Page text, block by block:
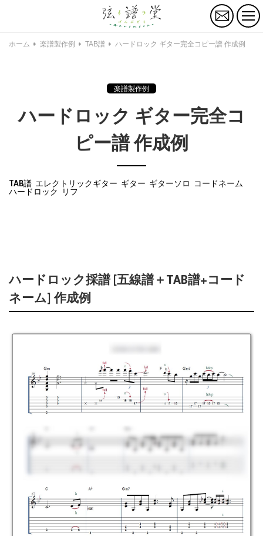
お
問
合
わ
ホーム 楽譜製作例 TAB譜 ハードロック ギター完全コピー譜 作成例
楽譜製作例
ハードロック ギター完全コ
ピー譜 作成例
TAB譜 エレクトリックギター ギター ギターソロ
コードネーム
ハードロック
リフ
ハードロック採譜 [五線譜＋TAB譜+コード
ネーム] 作成例